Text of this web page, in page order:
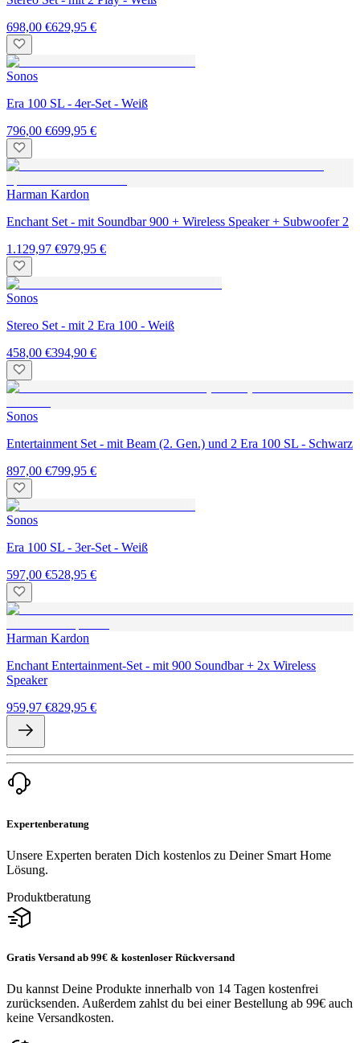
698,00 €629,95 €
Sonos
Era 100 SL - 4er-Set - Weiß
796,00 €699,95 €
Harman Kardon
Enchant Set - mit Soundbar 900 + Wireless Speaker + Subwoofer 2
1.129,97 €979,95 €
Sonos
Stereo Set - mit 2 Era 100 - Weiß
458,00 €394,90 €
Sonos
Entertainment Set - mit Beam (2. Gen.) und 2 Era 100 SL - Schwarz
897,00 €799,95 €
Sonos
Era 100 SL - 3er-Set - Weiß
597,00 €528,95 €
Harman Kardon
Enchant Entertainment-Set - mit 900 Soundbar + 2x Wireless
Speaker
959,97 €829,95 €
Expertenberatung
Unsere Experten beraten Dich kostenlos zu Deiner Smart Home
Lösung.
Produktberatung
Gratis Versand ab 99€ & kostenloser Rückversand
Du kannst Deine Produkte innerhalb von 14 Tagen kostenfrei
zurücksenden. Außerdem zahlst du bei einer Bestellung ab 99€ auch
keine Versandkosten.